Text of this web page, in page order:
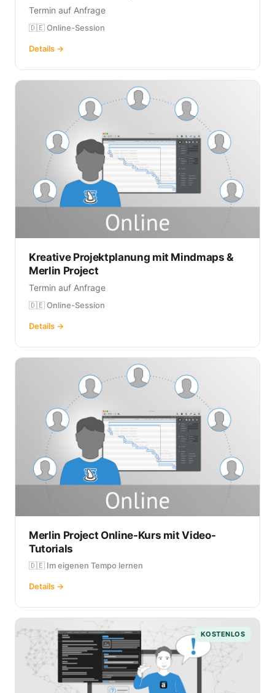
Termin auf Anfrage
🇩🇪 Online-Session
Details →
Kreative Projektplanung mit Mindmaps &
Merlin Project
Termin auf Anfrage
🇩🇪 Online-Session
Details →
Merlin Project Online-Kurs mit Video-
Tutorials
🇩🇪 Im eigenen Tempo lernen
Details →
KOSTENLOS